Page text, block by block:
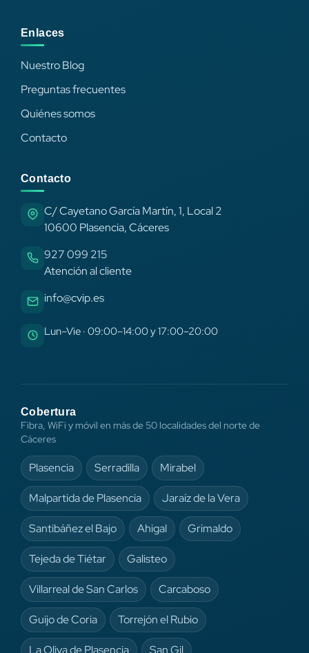
Enlaces
Nuestro Blog
Preguntas frecuentes
Quiénes somos
Contacto
Contacto
C/ Cayetano García Martín, 1, Local 2
10600 Plasencia, Cáceres
927 099 215
Atención al cliente
info@cvip.es
Lun–Vie · 09:00–14:00 y 17:00–20:00
Cobertura
Fibra, WiFi y móvil en más de 50 localidades del norte de
Cáceres
Plasencia Serradilla Mirabel
Malpartida de Plasencia Jaraíz de la Vera
Santibáñez el Bajo Ahigal Grimaldo
Tejeda de Tiétar Galisteo
Villarreal de San Carlos Carcaboso
Guijo de Coria Torrejón el Rubio
La Oliva de Plasencia San Gil